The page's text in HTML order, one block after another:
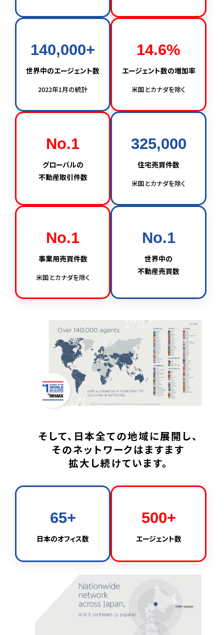
140,000+
世界中のエージェント数
2022年1月の統計
14.6%
エージェント数の増加率
米国とカナダを除く
No.1
グローバルの
不動産取引件数
325,000
住宅売買件数
米国とカナダを除く
No.1
事業用売買件数
米国とカナダを除く
No.1
世界中の
不動産売買数
そして、日本全ての地域に展開し、
そのネットワークはますます
拡大し続けています。
65+
日本のオフィス数
500+
エージェント数